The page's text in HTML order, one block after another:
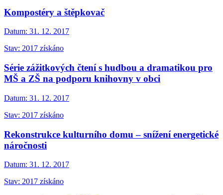
Kompostéry a štěpkovač
Datum: 31. 12. 2017
Stav: 2017 získáno
Série zážitkových čtení s hudbou a dramatikou pro
MŠ a ZŠ na podporu knihovny v obci
Datum: 31. 12. 2017
Stav: 2017 získáno
Rekonstrukce kulturního domu – snížení energetické
náročnosti
Datum: 31. 12. 2017
Stav: 2017 získáno